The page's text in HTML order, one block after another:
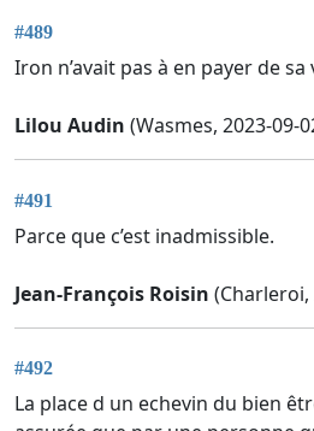
#489
Iron n’avait pas à en payer de sa
Lilou Audin (Wasmes, 2023-09-
#491
Parce que c’est inadmissible.
Jean-François Roisin (Charleroi,
#492
La place d un echevin du bien